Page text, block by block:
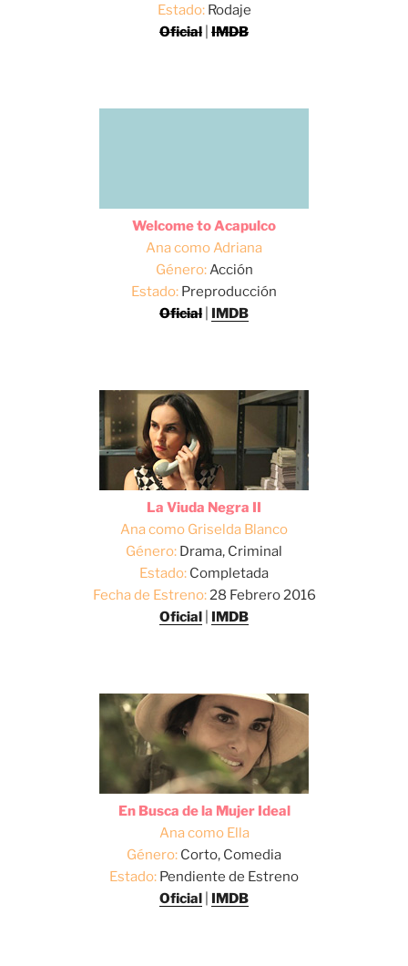
Estado:Rodaje
Oficial IMDB
Welcome to Acapulco
Ana como Adriana
Género:Acción
Estado: Preproducción
Oficial
IMDB
La Viuda Negra II
Ana como Griselda Blanco
Género: Drama, Criminal
Estado: Completada
Fecha de Estreno:28 Febrero 2016
Oficial
IMDB
En Busca de la Mujer Ideal
Ana como Ella
Género: Corto, Comedia
Estado: Pendiente de Estreno
Oficial
IMDB